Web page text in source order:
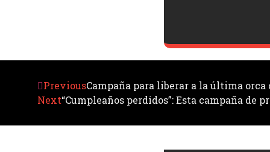
PreviousCampaña para liberar a la última
Next“Cumpleaños perdidos”: Esta campaña